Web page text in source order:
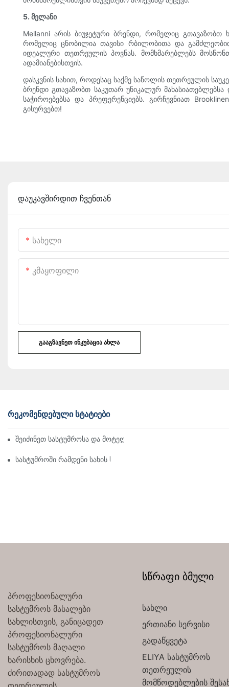
5. მელანი
Mellanni არის ბიუჯეტური ბრენდი, რომელიც
რომელიც ცნობილია თავისი რბილობითა და
იდეალური თეთრეულის პოვნას. მომხმარებლებს
ადამიანებისთვის.
დასკვნის სახით, როდესაც საქმე საწოლის თეთრეულის
ბრენდი გთავაზობთ საკუთარ უნიკალურ
საჭიროებებსა და პრეფერენციებს. გირჩევნიათ
გისურვებთ!
დაუკავშირდით ჩვენთან
Სახელი
Კმაყოფილი
ᲒᲐᲐᲒᲖᲐᲕᲜᲔᲗ ᲘᲜᲙᲣᲑᲐᲪᲘᲐ ᲐᲮᲚᲐ
ᲠᲔᲙᲝᲛᲔᲜᲓᲔᲑᲣᲚᲘ ᲡᲢᲐᲢᲘᲔᲑᲘ
შეიძინეთ სასტუმროსა და მოტელის თეთრეული საბითუმო
სასტუმროში რამდენი სახის საწოლის თეთრეულია?
პროფესიონალური
სასტუმროს მასალები
სახლისთვის, განიცადეთ
პროფესიონალური
სასტუმროს მაღალი
ხარისხის ცხოვრება.
ძირითადად სასტუმროს
სწრაფი ბმული
სახლი
ერთიანი სერვისი
გადაწყვეტა
ELIYA სასტუმროს
თეთრეულის
მომწოდებლების